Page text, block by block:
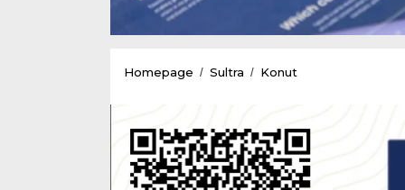
Homepage / Sultra / Konut
Berganti,
Rasmin
Kamil
dan